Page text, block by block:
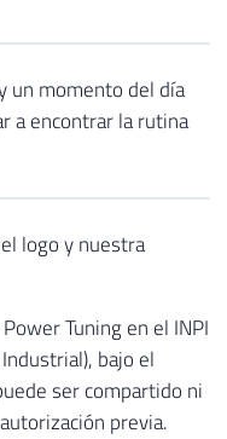
un momento del día
a encontrar la rutina
logo y nuestra
Tuning en el INPI
bajo el
ser compartido ni
previa.